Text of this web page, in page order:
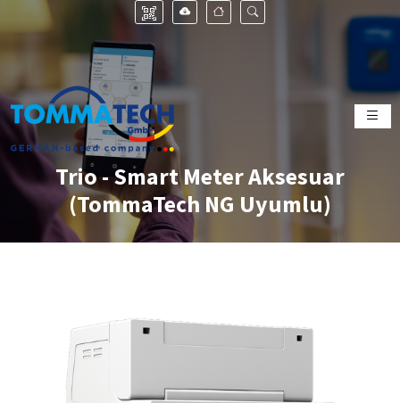
Trio - Smart Meter Aksesuar
(TommaTech NG Uyumlu)